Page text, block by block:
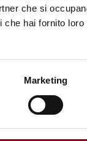
che si
che hai fornito loro
Marketing